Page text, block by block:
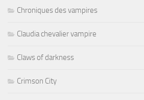
Chroniques des vampires
Claudia chevalier vampire
Claws of darkness
Crimson City